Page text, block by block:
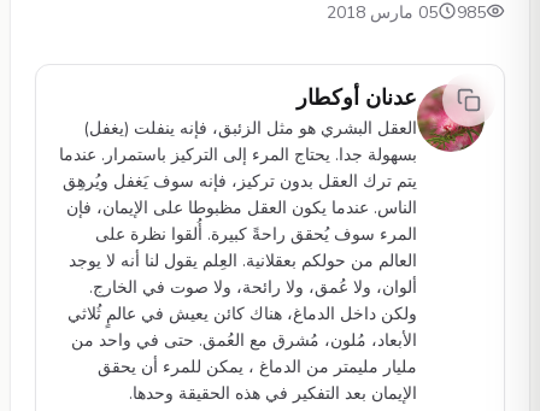
985 05 مارس 2018
عدنان أوكطار
العقل البشري هو مثل الزئبق، فإنه ينفلت (يغفل)
بسهولة جدا. يحتاج المرء إلى التركيز باستمرار. عندما
يتم ترك العقل بدون تركيز، فإنه سوف يَغفل ويُرهِق
الناس. عندما يكون العقل مظبوطا على الإيمان، فإن
المرء سوف يُحقق راحةً كبيرة. أُلقوا نظرة على
العالم من حولكم بعقلانية. العِلم يقول لنا أنه لا يوجد
ألوان، ولا عُمق، ولا رائحة، ولا صوت في الخارج.
ولكن داخل الدماغ، هناك كائن يعيش في عالمٍ ثُلاثي
الأبعاد، مُلون، مُشرق مع العُمق. حتى في واحد من
مليار مليمتر من الدماغ ، يمكن للمرء أن يحقق
الإيمان بعد التفكير في هذه الحقيقة وحدها.